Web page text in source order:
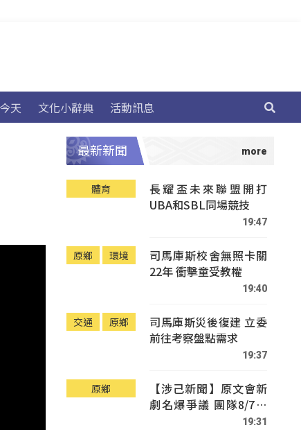
天 文化小辭典 活動訊息
最新新聞
體育
長耀盃未來聯盟開打
UBA和SBL同場競技
19:47
原鄉 環境
司馬庫斯校舍無照卡關
22年 衝擊童受教權
19:40
交通 原鄉
司馬庫斯災後復建 立委
前往考察盤點需求
19:37
原鄉
【涉己新聞】原文會新
劇名爆爭議 團隊8/7赴
19:31